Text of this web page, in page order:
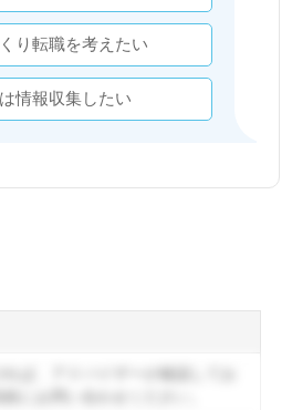
り転職を考えたい
情報収集したい